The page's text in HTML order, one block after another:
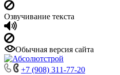
Озвучивание текста
Обычная версия сайта
+7 (908) 311-77-20